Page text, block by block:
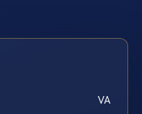
VA